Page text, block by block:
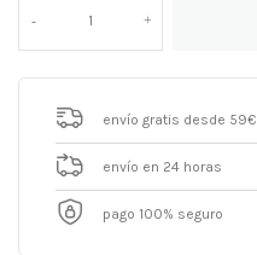
envío gratis desde 59€
envío en 24 horas
pago 100% seguro